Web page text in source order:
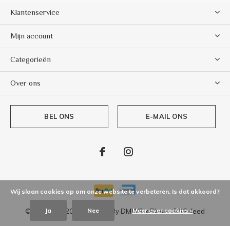
Klantenservice
Mijn account
Categorieën
Over ons
BEL ONS E-MAIL ONS
© Copyright 2026 - Theme By DMWSxPlus+-RSS-feed
Wij slaan cookies op om onze website te verbeteren. Is dat akkoord?
Ja Nee Meer over cookies »